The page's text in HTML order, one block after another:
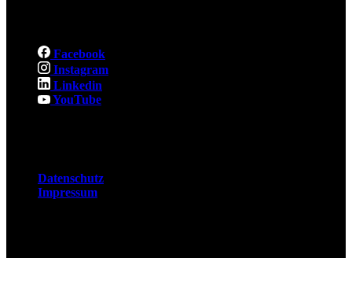
Facebook
Instagram
Linkedin
YouTube
Datenschutz
Impressum